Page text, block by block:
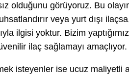
olduğunu görüyoruz. Bu
veya yurt dışı
ilgisi yoktur. Bizim
ilaç sağlamayı amaçlıyor.
isteyenler ise ucuz maliyetli